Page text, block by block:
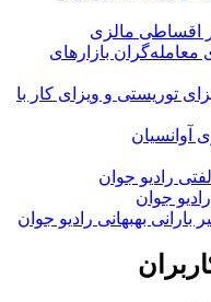
اقساطی مالزی
معامله‌گران بازارهای
توریستی و ویزای کار با
آوانسیان
رادیو جوان
جوان
بارانی بهبهانی رادیو جوان